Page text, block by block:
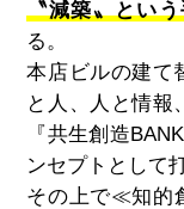
〝減築〟とい
る。
本店ビルの建て
と人、人と情報
『共生創造
ンセプトとして
その上で≪知